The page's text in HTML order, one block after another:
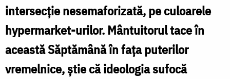
intersecţie nesemaforizată, pe culoarele
hypermarket-urilor. Mântuitorul tace în
această Săptămână în faţa puterilor
vremelnice, ştie că ideologia sufocă